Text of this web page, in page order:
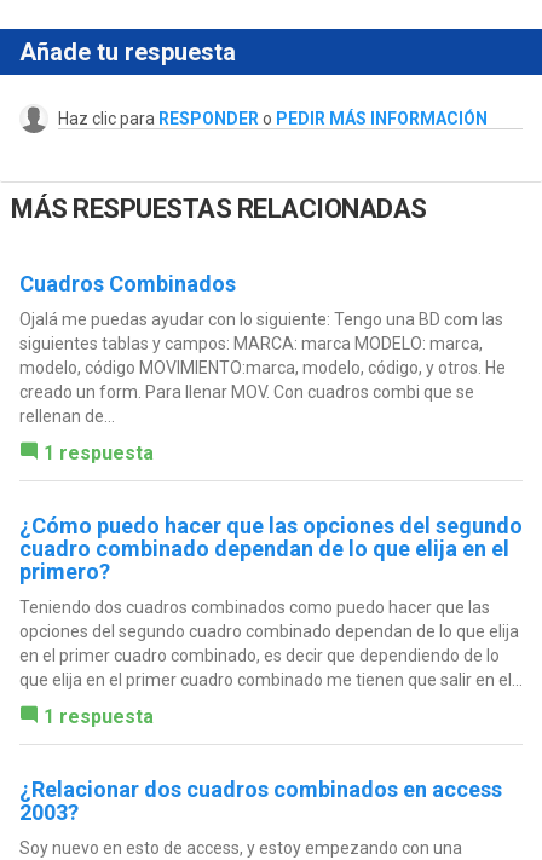
Añade tu respuesta
Haz clic para RESPONDER o PEDIR MÁS INFORMACIÓN
MÁS RESPUESTAS RELACIONADAS
Cuadros Combinados
Ojalá me puedas ayudar con lo siguiente: Tengo una BD com las
siguientes tablas y campos: MARCA: marca MODELO: marca,
modelo, código MOVIMIENTO:marca, modelo, código, y otros. He
creado un form. Para llenar MOV. Con cuadros combi que se
rellenan de...
1 respuesta
¿Cómo puedo hacer que las opciones del segundo
cuadro combinado dependan de lo que elija en el
primero?
Teniendo dos cuadros combinados como puedo hacer que las
opciones del segundo cuadro combinado dependan de lo que elija
en el primer cuadro combinado, es decir que dependiendo de lo
que elija en el primer cuadro combinado me tienen que salir en el...
1 respuesta
¿Relacionar dos cuadros combinados en access
2003?
Soy nuevo en esto de access, y estoy empezando con una